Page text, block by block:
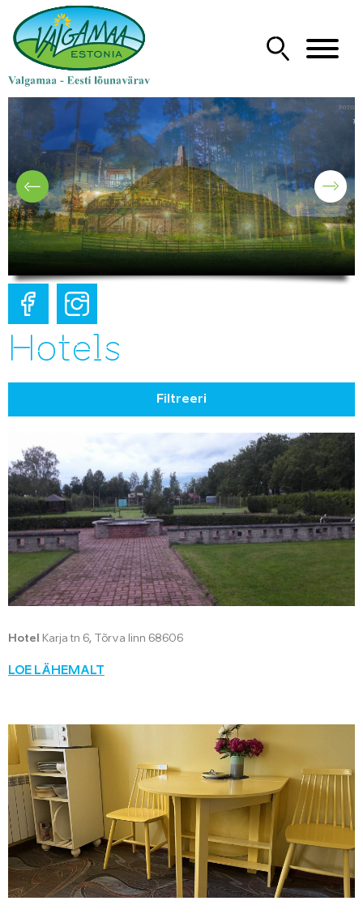
Hotels
Filtreeri
Hotel Karja tn 6, Tõrva linn 68606
LOE LÄHEMALT